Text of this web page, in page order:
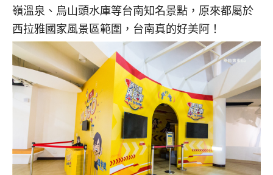
嶺溫泉、烏山頭水庫等台南知名景點，原來都屬於
西拉雅國家風景區範圍，台南真的好美阿！